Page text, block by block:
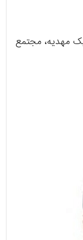
مهدیه، مجتمع